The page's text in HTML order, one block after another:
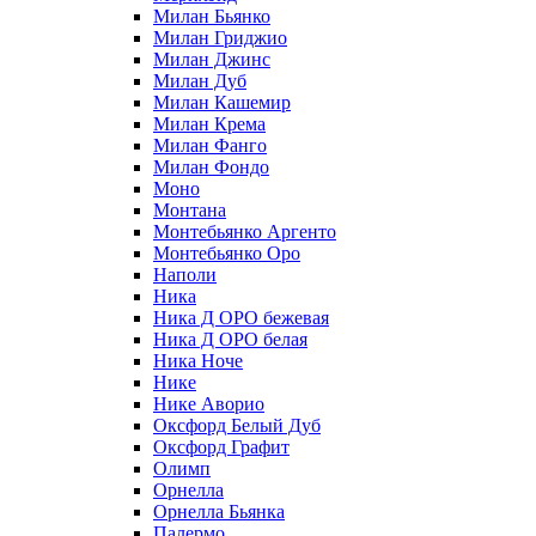
Милан Бьянко
Милан Гриджио
Милан Джинс
Милан Дуб
Милан Кашемир
Милан Крема
Милан Фанго
Милан Фондо
Моно
Монтана
Монтебьянко Аргенто
Монтебьянко Оро
Наполи
Ника
Ника Д ОРО бежевая
Ника Д ОРО белая
Ника Ноче
Нике
Нике Аворио
Оксфорд Белый Дуб
Оксфорд Графит
Олимп
Орнелла
Орнелла Бьянка